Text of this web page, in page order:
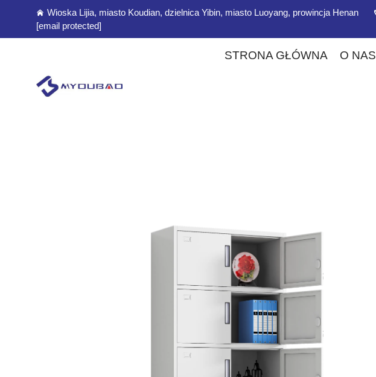
Wioska Lijia, miasto Koudian, dzielnica Yibin, miasto Luoyang, prowincja Henan
[email protected]
STRONA GŁÓWNA O NAS